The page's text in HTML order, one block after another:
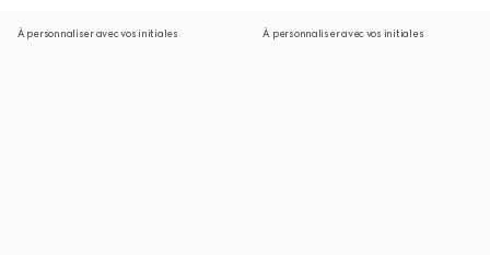
À personnaliser avec vos initiales À personnaliser avec vos initiales